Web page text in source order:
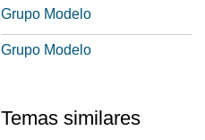
Grupo Modelo
Grupo Modelo
Temas similares